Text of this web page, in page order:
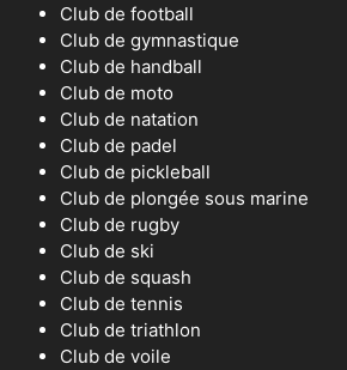
Club de football
Club de gymnastique
Club de handball
Club de moto
Club de natation
Club de padel
Club de pickleball
Club de plongée sous marine
Club de rugby
Club de ski
Club de squash
Club de tennis
Club de triathlon
Club de voile